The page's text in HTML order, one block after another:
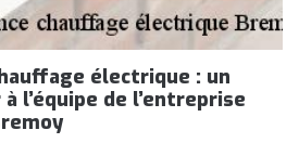
électrique : un
l’équipe de l’entreprise